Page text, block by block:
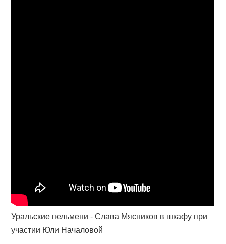
Уральские пельмени - Слава Мясников в шкафу при
участии Юли Началовой